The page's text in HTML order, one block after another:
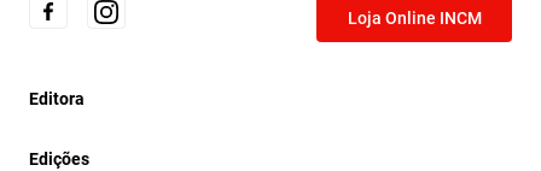
Loja Online INCM
Editora
Edições